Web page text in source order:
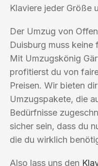
Klaviere jeder Größe
Der Umzug von
Duisburg muss keine
Mit Umzugskönig
profitierst du von
Preisen. Wir bieten
Umzugspakete, die
Bedürfnisse
sicher sein, dass du
die du wirklich
Also lass uns den